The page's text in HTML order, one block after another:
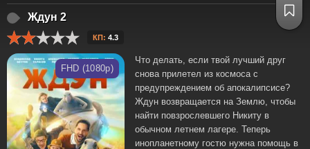
Ждун 2
КП: 4.3
FHD (1080p)
Что делать, если твой лучший друг
снова прилетел из космоса с
предупреждением об апокалипсисе?
Ждун возвращается на Землю, чтобы
найти повзрослевшего Никиту в
обычном летнем лагере. Теперь
инопланетному гостю нужна помощь в